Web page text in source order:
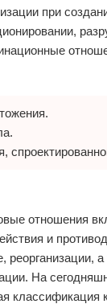
при
отношения
и
реорганизации,
На
классификация